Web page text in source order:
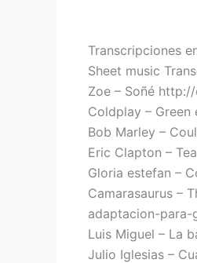
Transcripciones
Sheet music
Zoe – Soñé
Coldplay –
Bob Marley –
Eric Clapton –
Gloria estefan –
Camarasaurus –
adaptacion-para-
Luis Miguel – La
Julio Iglesias –